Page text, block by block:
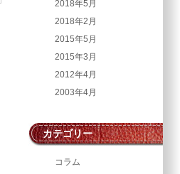
2018年5月
2018年2月
2015年5月
2015年3月
2012年4月
2003年4月
カテゴリー
コラム